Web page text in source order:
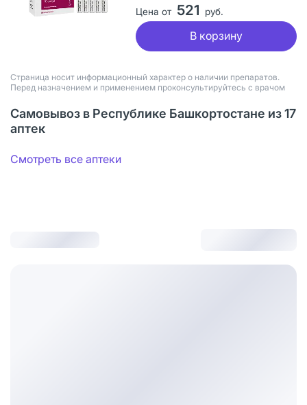
Цена от 521 руб.
В корзину
Страница носит информационный характер о наличии препаратов.
Перед назначением и применением проконсультируйтесь с врачом
Самовывоз в Республике Башкортостане из 17
аптек
Смотреть все аптеки